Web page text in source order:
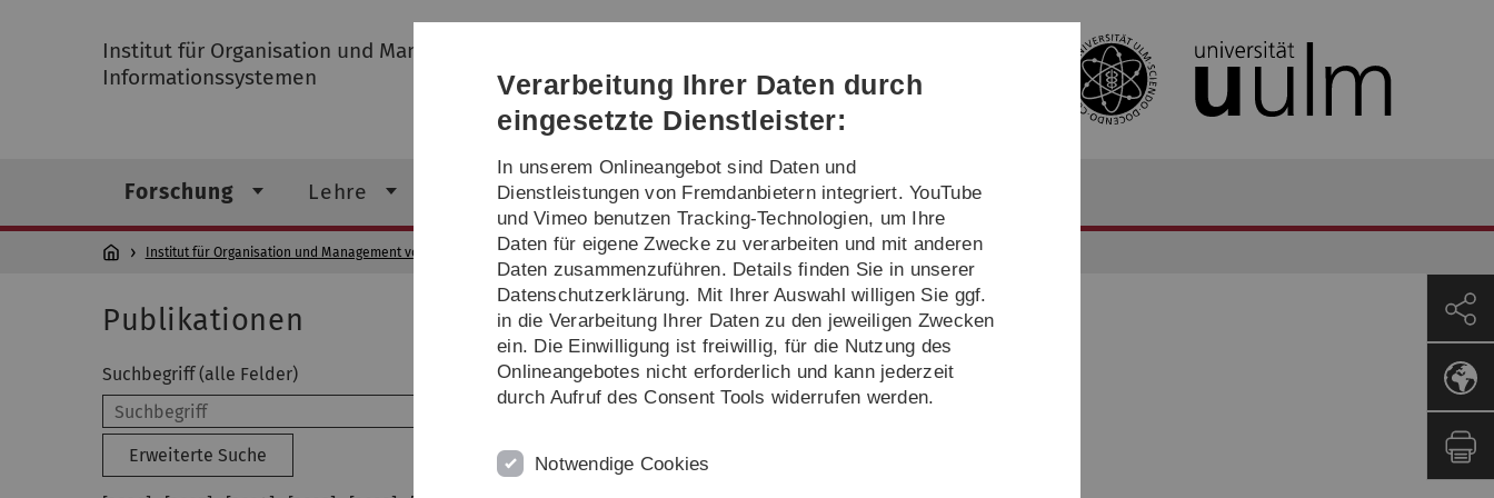
Direkt
Direkt
Direkt
(Sprache,
Drucken,
Social
Direkt
Direkt
Institut für Organisation und Management von
Informationssystemen
Forschung Lehre Institut
Institut für Organisation und Management von Informationssystemen Forschung Publikationen
Publikationen
Suchbegriff (alle Felder)
Erweiterte Suche
Verarbeitung Ihrer Daten durch
eingesetzte Dienstleister:
In unserem Onlineangebot sind Daten und
Dienstleistungen von Fremdanbietern integriert. YouTube
und Vimeo benutzen Tracking-Technologien, um Ihre
Daten für eigene Zwecke zu verarbeiten und mit anderen
Daten zusammenzuführen. Details finden Sie in unserer
Datenschutzerklärung. Mit Ihrer Auswahl willigen Sie ggf.
in die Verarbeitung Ihrer Daten zu den jeweiligen Zwecken
ein. Die Einwilligung ist freiwillig, für die Nutzung des
Onlineangebotes nicht erforderlich und kann jederzeit
durch Aufruf des Consent Tools widerrufen werden.
Notwendige Cookies